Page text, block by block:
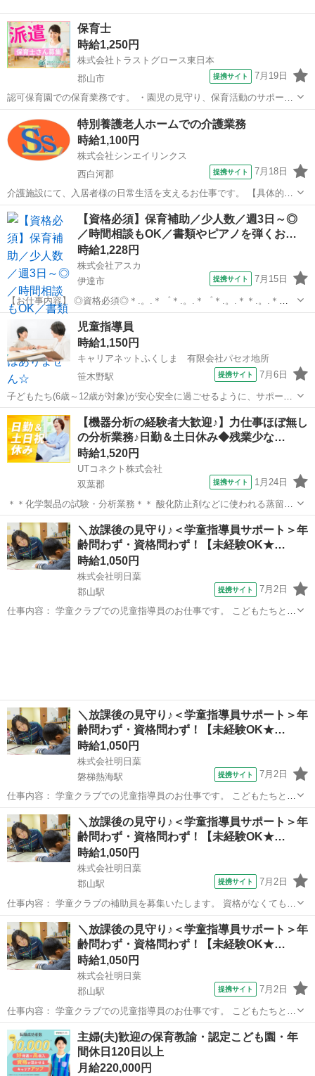
保育士
時給1,250円
株式会社トラストグロース東日本
郡山市
提携サイト 7月19日
認可保育園での保育業務です。 ・園児の見守り、保育活動のサポート
・食事、排せつ、午睡の介助 ・行事や活動準備 ・記録業務 など 園
の状況により7月以降は0歳児クラス(複数担任制)を担当いただく可能性
があります...
福島 保育士
特別養護老人ホームでの介護業務
時給1,100円
株式会社シンエイリンクス
西白河郡
提携サイト 7月18日
介護施設にて、入居者様の日常生活を支えるお仕事です。 【具体的な
業務内容】 ・食事、入浴、排せつなどの生活介助 ・レクリエーション
の企画・実施 ・記録の入力(ipadを使用) など ★現場の負担軽減のた
め、最新設備を導入...
福島 西白河郡 保育士
【資格必須】保育補助／少人数／週3日～◎
／時間相談もOK／書類やピアノを弾くお…
時給1,228円
株式会社アスカ
伊達市
提携サイト 7月15日
【お仕事内容】 ◎資格必須◎＊.。.＊゜＊.。.＊゜＊.。.＊＊.。.＊゜
＊.。.＊゜＊.。.＊ 選べる勤務日数・時間！ Wワークにもお
すすめ♪ 書類やピアノを弾くお仕事はありません◎ ＊.。.＊゜
＊.。.＊゜＊...
伊達市 保育士
児童指導員
時給1,150円
キャリアネットふくしま 有限会社パセオ地所
笹木野駅
提携サイト 7月6日
子どもたち(6歳～12歳が対象)が安心安全に過ごせるように、サポート
していただくお仕事です。 ★保育士資格必須 ★自動車運転免許(AT限
定可)必須 ●休憩所有り 詳細についてはお問い合わせください◎ ＝＊
＝＊＝＊＝...
福島 福島市 笹木野駅 その他
【機器分析の経験者大歓迎♪】力仕事ほぼ無し
の分析業務♪日勤＆土日休み◆残業少な…
時給1,520円
UTコネクト株式会社
双葉郡
提携サイト 1月24日
＊＊化学製品の試験・分析業務＊＊ 酸化防止剤などに使われる蒸留原
料や製品を測定・分析するお仕事 経験を生かして即戦力として活躍し
ませんか？ ＜具体的には…＞ ■分析 ∟工程分析（製造工程の確認・分
析） ∟化学分析（化学物...
福島 双葉郡 その他
＼放課後の見守り♪＜学童指導員サポート＞年
齢問わず・資格問わず！【未経験OK★…
時給1,050円
株式会社明日葉
郡山駅
提携サイト 7月2日
仕事内容： 学童クラブでの児童指導員のお仕事です。 こどもたちと活
＼放課後の見守り♪＜学童指導員サポート＞年
齢問わず・資格問わず！【未経験OK★…
時給1,050円
株式会社明日葉
磐梯熱海駅
提携サイト 7月2日
仕事内容： 学童クラブでの児童指導員のお仕事です。 こどもたちと活
動を考え、主体的な成長を 見守り・支援します。 ●安心安全な居場所
の提供 ●スポーツ・遊びの提供 ●宿題、自主学習の場の提供 ●保護
者対応 ●教室の清掃・消...
福島 郡山市 磐梯熱海駅 保育士
＼放課後の見守り♪＜学童指導員サポート＞年
齢問わず・資格問わず！【未経験OK★…
時給1,050円
株式会社明日葉
郡山駅
提携サイト 7月2日
仕事内容： 学童クラブの補助員を募集いたします。 資格がなくても、
未経験からスタートで きるお仕事です♪ ●こどもたちが安心・安全に
過ごせる 居場所づくり （遊び・スポーツ・宿題や自主学習の見 守り
など） ●登室、退室管理 ...
福島 郡山市 郡山駅 保育士
＼放課後の見守り♪＜学童指導員サポート＞年
齢問わず・資格問わず！【未経験OK★…
時給1,050円
株式会社明日葉
郡山駅
提携サイト 7月2日
仕事内容： 学童クラブでの児童指導員のお仕事です。 こどもたちと活
動を考え、主体的な成長を 見守り・支援します。 ●安心安全な居場所
の提供 ●スポーツ・遊びの提供 ●宿題、自主学習の場の提供 ●保護
者対応 ●教室の清掃・消...
福島 郡山市 郡山駅 保育士
主婦(夫)歓迎の保育教諭・認定こども園・年
間休日120日以上
月給220,000円